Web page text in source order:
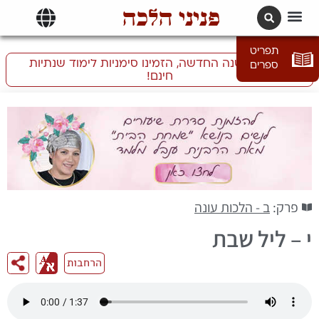
פניני הלכה
תפריט
ספרים
התכוננו לשנה החדשה, הזמינו סימניות לימוד שנתיות
חינם!
פרק:ב - הלכות עונה
י – ליל שבת
הרחבות